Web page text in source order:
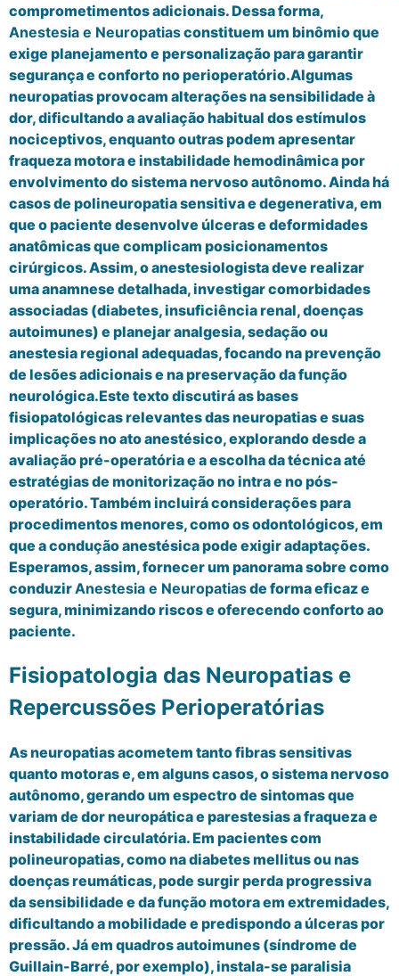
comprometimentos adicionais. Dessa forma,
Anestesia e Neuropatiasconstituem um binômio que
exige planejamento e personalização para garantir
segurança e conforto no perioperatório.Algumas
neuropatias provocam alterações na sensibilidade à
dor, dificultando a avaliação habitual dos estímulos
nociceptivos, enquanto outras podem apresentar
fraqueza motora e instabilidade hemodinâmica por
envolvimento do sistema nervoso autônomo. Ainda há
casos de polineuropatia sensitiva e degenerativa, em
que o paciente desenvolve úlceras e deformidades
anatômicas que complicam posicionamentos
cirúrgicos. Assim, o anestesiologista deve realizar
uma anamnese detalhada, investigar comorbidades
associadas (diabetes, insuficiência renal, doenças
autoimunes) e planejar analgesia, sedação ou
anestesia regional adequadas, focando na prevenção
de lesões adicionais e na preservação da função
neurológica.Este texto discutirá as bases
fisiopatológicas relevantes das neuropatias e suas
implicações no ato anestésico, explorando desde a
avaliação pré-operatória e a escolha da técnica até
estratégias de monitorização no intra e no pós-
operatório. Também incluirá considerações para
procedimentos menores, como os odontológicos, em
que a condução anestésica pode exigir adaptações.
Esperamos, assim, fornecer um panorama sobre como
conduzirAnestesia e Neuropatiasde forma eficaz e
segura, minimizando riscos e oferecendo conforto ao
paciente.
Fisiopatologia das Neuropatias e
Repercussões Perioperatórias
As neuropatias acometem tanto fibras sensitivas
quanto motoras e, em alguns casos, o sistema nervoso
autônomo, gerando um espectro de sintomas que
variam de dor neuropática e parestesias a fraqueza e
instabilidade circulatória. Em pacientes com
polineuropatias, como na diabetes mellitus ou nas
doenças reumáticas, pode surgir perda progressiva
da sensibilidade e da função motora em extremidades,
dificultando a mobilidade e predispondo a úlceras por
pressão. Já em quadros autoimunes (síndrome de
Guillain-Barré, por exemplo), instala-se paralisia